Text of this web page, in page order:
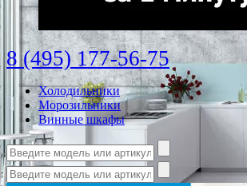
8 (495) 177-56-75
Холодильники
Морозильники
Винные шкафы